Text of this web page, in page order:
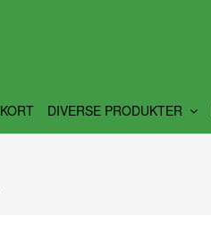
KORT DIVERSE PRODUKTER